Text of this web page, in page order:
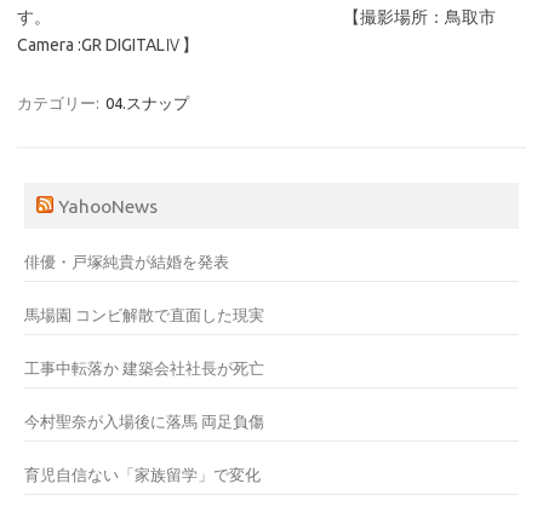
す。 【撮影場所：鳥取市
Camera :GR DIGITALⅣ】
カテゴリー: 04.スナップ
YahooNews
俳優・戸塚純貴が結婚を発表
馬場園 コンビ解散で直面した現実
工事中転落か 建築会社社長が死亡
今村聖奈が入場後に落馬 両足負傷
育児自信ない「家族留学」で変化